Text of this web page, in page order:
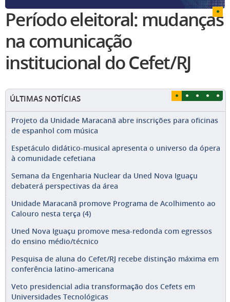
Período eleitoral: mudanças
na comunicação
institucional do Cefet/RJ
ÚLTIMAS NOTÍCIAS
Projeto da Unidade Maracanã abre inscrições para oficinas
de espanhol com música
Espetáculo didático-musical apresenta o universo da ópera
à comunidade cefetiana
Semana da Engenharia Nuclear da Uned Nova Iguaçu
debaterá perspectivas da área
Unidade Maracanã promove Programa de Acolhimento ao
Calouro nesta terça (4)
Uned Nova Iguaçu promove mesa-redonda com egressos
do ensino médio/técnico
Pesquisa de aluna do Cefet/RJ recebe distinção máxima em
conferência latino-americana
Veto presidencial adia transformação dos Cefets em
Universidades Tecnológicas